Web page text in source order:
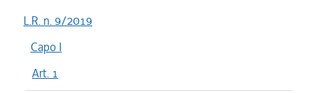
L.R. n. 9/2019
Capo I
Art. 1